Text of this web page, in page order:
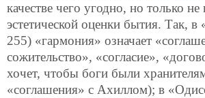
качестве чего угодно, но только не
эстетической оценки бытия. Так,
255) «гармония» означает
сожительство», «согласие»,
хочет, чтобы боги были
«соглашения» с Ахиллом); в